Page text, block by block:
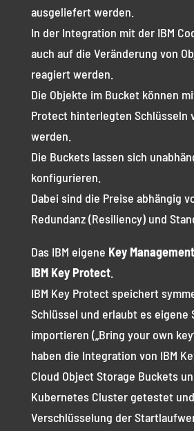
ausgeliefert werden.
In der Integration mit der IBM
auch auf die Veränderung von
reagiert werden.
Die Objekte im Bucket können
Protect hinterlegten Schlüsseln
werden.
Die Buckets lassen sich
konfigurieren.
Dabei sind die Preise abhängig
Redundanz (Resiliency) und
Das IBM eigene Key
IBM Key Protect.
IBM Key Protect speichert
Schlüssel und erlaubt es eigene
importieren („Bring your own
haben die Integration von IBM
Cloud Object Storage Buckets
Kubernetes Cluster getestet
Verschlüsselung der